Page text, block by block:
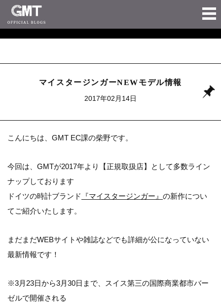
マイスタージンガーNEWモデル情報
2017年02月14日
こんにちは、GMT EC課の柴野です。
今回は、GMTが2017年より【正規取扱店】として多数ライン
ナップしております
ドイツの時計ブランド
『マイスタージンガー』 の新作につい
てご紹介いたします。
まだまだWEBサイトや雑誌などでも詳細が公になっていない
最新情報です！
※3月23日から3月30日まで、スイス第三の国際商業都市バー
ゼルで開催される